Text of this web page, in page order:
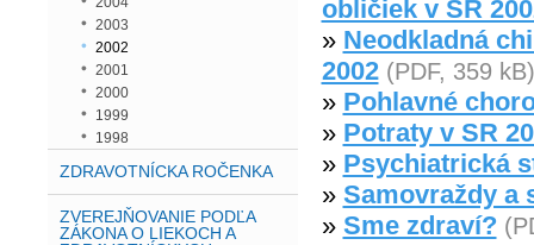
2003
2002
2001
2000
1999
1998
ZDRAVOTNÍCKA ROČENKA
ZVEREJŇOVANIE PODĽA
ZÁKONA O LIEKOCH A
obličiek v SR
» Neodkladná
2002 (PDF, 359 kB)
» Pohlavné
» Potraty v SR
» Psychiatrická
» Samovraždy a
» Sme zdraví?